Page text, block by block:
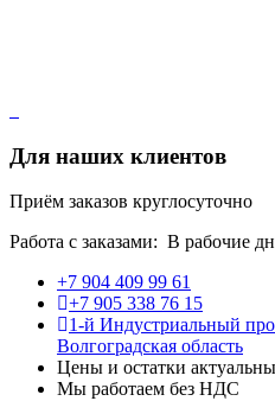
Для наших клиентов
Приём заказов круглосуточно
Работа с заказами: В рабочие
+7 904 409 99 61
+7 905 338 76 15
1-й Индустриальный
Волгоградская область
Цены и остатки
Мы работаем без НДС